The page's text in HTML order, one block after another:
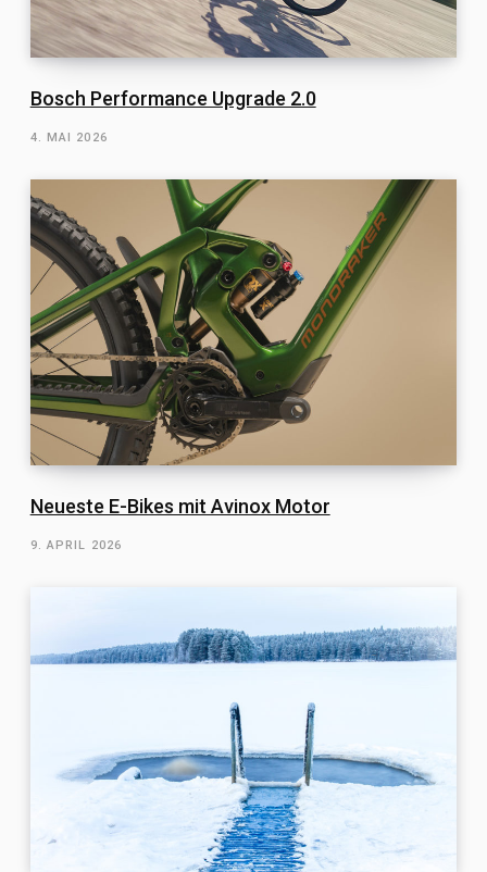
Bosch Performance Upgrade 2.0
4. MAI 2026
Neueste E-Bikes mit Avinox Motor
9. APRIL 2026